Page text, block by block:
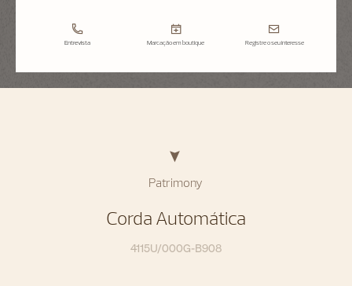
Entrevista Marcação em boutique Registre o seu interesse
Patrimony
Corda Automática
4115U/000G-B908